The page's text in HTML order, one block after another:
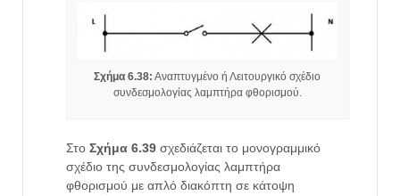
Σχήμα 6.38: Αναπτυγμένο ή Λειτουργικό σχέδιο
συνδεσμολογίας λαμπτήρα φθορισμού.
Στο Σχήμα 6.39 σχεδιάζεται το μονογραμμικό
σχέδιο της συνδεσμολογίας λαμπτήρα
φθορισμού με απλό διακόπτη σε κάτοψη